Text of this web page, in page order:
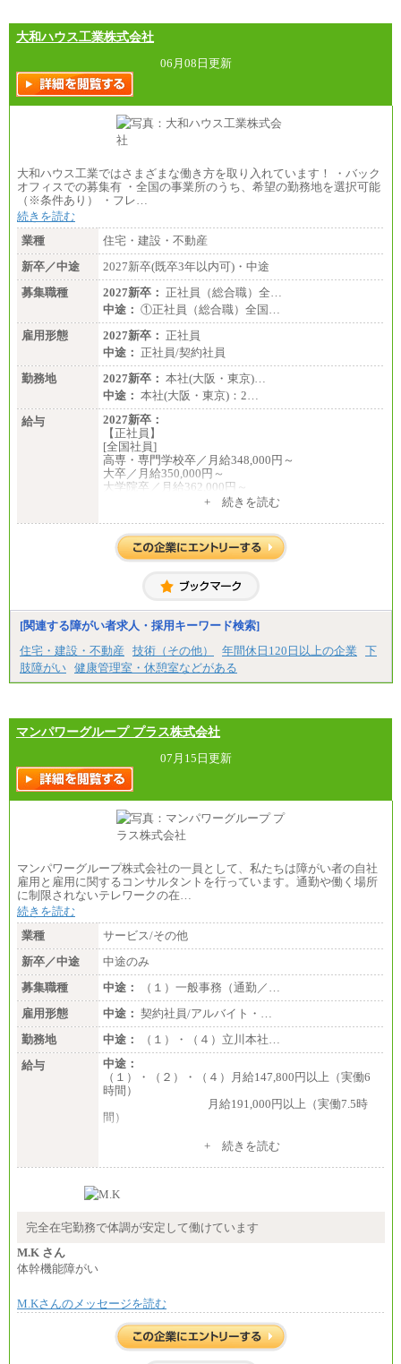
大和ハウス工業株式会社
06月08日更新
大和ハウス工業ではさまざまな働き方を取り入れています！ ・バック
オフィスでの募集有 ・全国の事業所のうち、希望の勤務地を選択可能
（※条件あり） ・フレ…
続きを読む
業種
住宅・建設・不動産
新卒／中途
2027新卒(既卒3年以内可)・中途
募集職種
2027新卒： 正社員（総合職）全…
中途： ①正社員（総合職）全国…
雇用形態
2027新卒： 正社員
中途： 正社員/契約社員
勤務地
2027新卒： 本社(大阪・東京)…
中途： 本社(大阪・東京)：2…
給与
2027新卒：
【正社員】
[全国社員]
高専・専門学校卒／月給348,000円～
大卒／月給350,000円～
大学院卒／月給362,000円～
[地域社員]月給295,000円～
【正社員】
[全国社員]月給348,000円～
[地域社員]月給295,000円～
【契約社員】月給200,000円～
+ 続きを読む
[関連する障がい者求人・採用キーワード検索]
住宅・建設・不動産
技術（その他） 年間休日120日以上の企業
下
肢障がい 健康管理室・休憩室などがある
マンパワーグループ プラス株式会社
07月15日更新
マンパワーグループ株式会社の一員として、私たちは障がい者の自社
雇用と雇用に関するコンサルタントを行っています。通勤や働く場所
に制限されないテレワークの在…
続きを読む
業種
サービス/その他
新卒／中途
中途のみ
募集職種
中途：
（１）一般事務（通勤／…
雇用形態
中途： 契約社員/アルバイト・…
勤務地
中途：
（１）・（４）立川本社…
給与
中途：
（１）・（２）・（４）月給147,800円以上（実働6
時間）
月給191,000円以上（実働7.5時
間）
（３）月給191,000円以上（実働7.5時間）
（５）月給147,800円以上（実働6時間）
時給 1,226円（実働4.5時間）
間額換算額）
・退職金相当手当 37円
ざいません。
+ 続きを読む
完全在宅勤務で体調が安定して働けています
M.K さん
体幹機能障がい
M.Kさんのメッセージを読む